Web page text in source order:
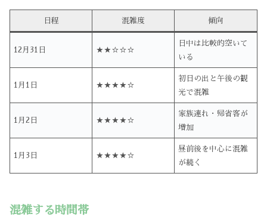
日程 混雑度 傾向
12月31日 ★★☆☆☆
日中は比較的空いて
いる
1月1日 ★★★★☆
初日の出と午後の観
光で混雑
1月2日 ★★★★☆
家族連れ・帰省客が
増加
1月3日 ★★★★☆
昼前後を中心に混雑
が続く
混雑する時間帯